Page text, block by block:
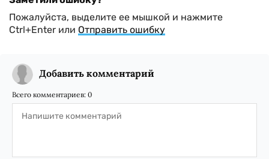
Пожалуйста, выделите ее мышкой и нажмите
Ctrl+Enter или Отправить ошибку
Добавить комментарий
Всего комментариев: 0